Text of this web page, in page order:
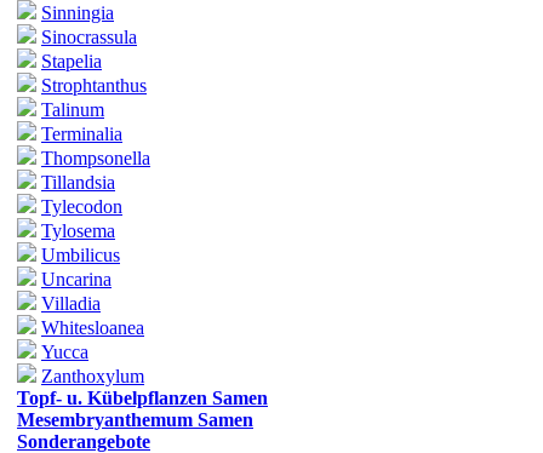
Sinningia
Sinocrassula
Stapelia
Strophtanthus
Talinum
Terminalia
Thompsonella
Tillandsia
Tylecodon
Tylosema
Umbilicus
Uncarina
Villadia
Whitesloanea
Yucca
Zanthoxylum
Topf- u. Kübelpflanzen Samen
Mesembryanthemum Samen
Sonderangebote